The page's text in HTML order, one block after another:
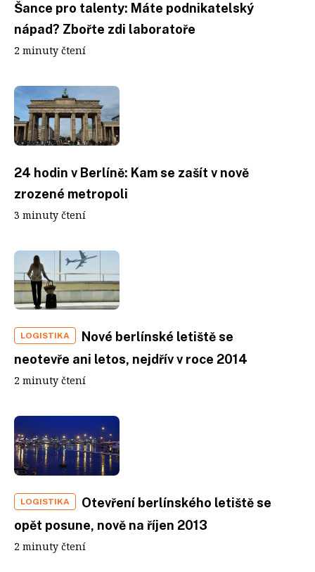
Šance pro talenty: Máte podnikatelský
nápad? Zbořte zdi laboratoře
2 minuty čtení
24 hodin v Berlíně: Kam se zašít v nově
zrozené metropoli
3 minuty čtení
LOGISTIKA
Nové berlínské letiště se
neotevře ani letos, nejdřív v roce 2014
2 minuty čtení
LOGISTIKA
Otevření berlínského letiště se
opět posune, nově na říjen 2013
2 minuty čtení